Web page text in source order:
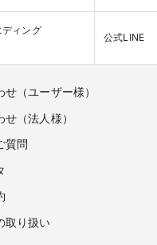
ディング
公式LINE
せ（ユーザー様）
（法人様）
質問
取り扱い